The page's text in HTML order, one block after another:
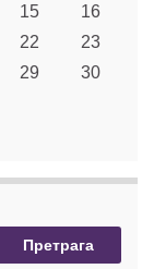
15
16
22
23
29
30
Претрага